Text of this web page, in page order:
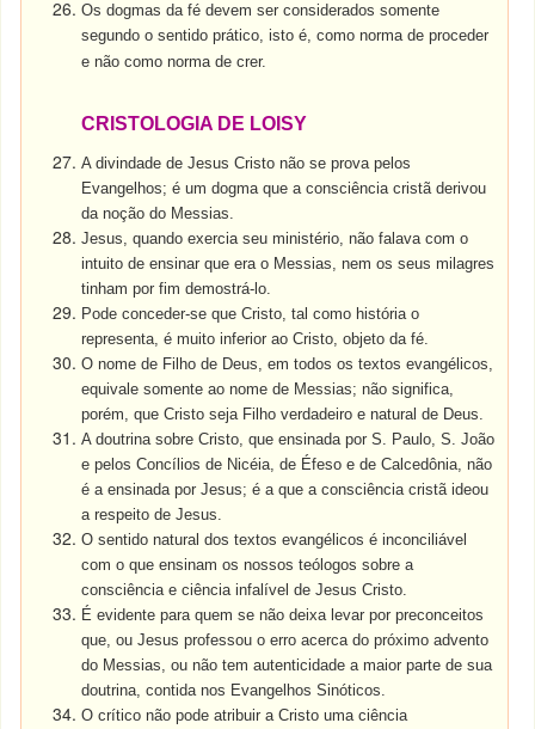
Os dogmas da fé devem ser considerados somente
segundo o sentido prático, isto é, como norma de proceder
e não como norma de crer.
CRISTOLOGIA DE LOISY
A divindade de Jesus Cristo não se prova pelos
Evangelhos; é um dogma que a consciência cristã derivou
da noção do Messias.
Jesus, quando exercia seu ministério, não falava com o
intuito de ensinar que era o Messias, nem os seus milagres
tinham por fim demostrá-lo.
Pode conceder-se que Cristo, tal como história o
representa, é muito inferior ao Cristo, objeto da fé.
O nome de Filho de Deus, em todos os textos evangélicos,
equivale somente ao nome de Messias; não significa,
porém, que Cristo seja Filho verdadeiro e natural de Deus.
A doutrina sobre Cristo, que ensinada por S. Paulo, S. João
e pelos Concílios de Nicéia, de Éfeso e de Calcedônia, não
é a ensinada por Jesus; é a que a consciência cristã ideou
a respeito de Jesus.
O sentido natural dos textos evangélicos é inconciliável
com o que ensinam os nossos teólogos sobre a
consciência e ciência infalível de Jesus Cristo.
É evidente para quem se não deixa levar por preconceitos
que, ou Jesus professou o erro acerca do próximo advento
do Messias, ou não tem autenticidade a maior parte de sua
doutrina, contida nos Evangelhos Sinóticos.
O crítico não pode atribuir a Cristo uma ciência